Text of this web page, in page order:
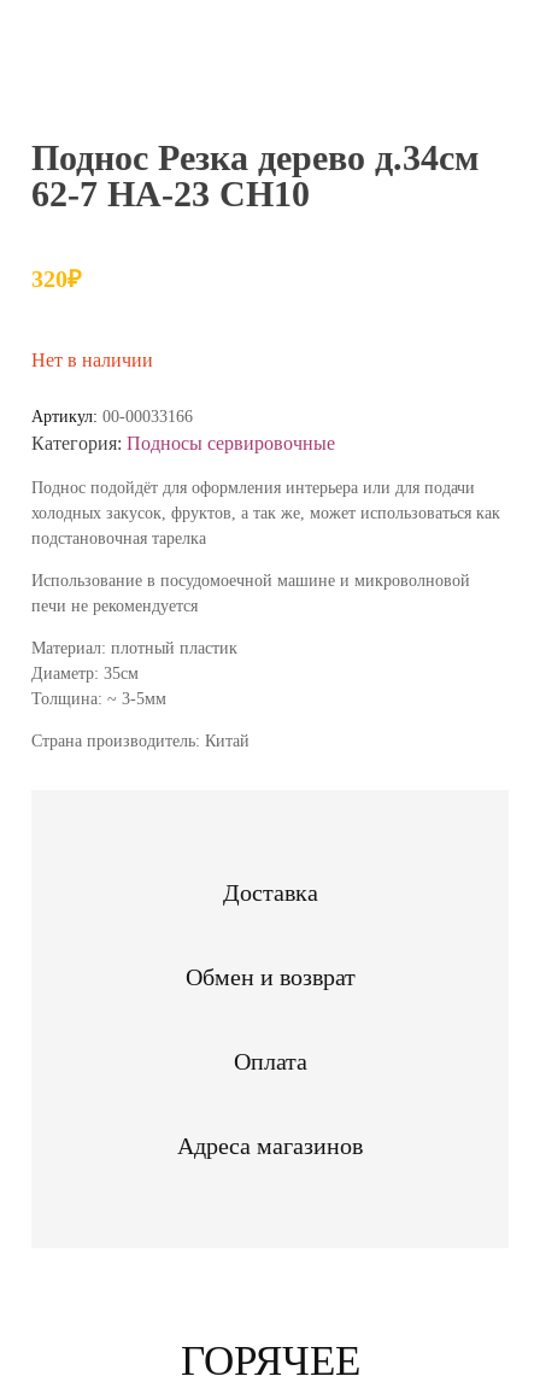
Поднос Резка дерево д.34см
62-7 НА-23 СН10
320₽
Нет в наличии
Артикул:00-00033166
Категория:Подносы сервировочные
Поднос подойдёт для оформления интерьера или для подачи
холодных закусок, фруктов, а так же, может использоваться как
подстановочная тарелка
Использование в посудомоечной машине и микроволновой
печи не рекомендуется
Материал: плотный пластик
Диаметр: 35см
Толщина: ~ 3-5мм
Страна производитель: Китай
Доставка
Обмен и возврат
Оплата
Адреса магазинов
ГОРЯЧЕЕ